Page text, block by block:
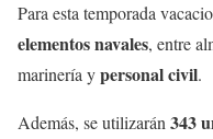
Para esta temporada
elementos navales, entre
marinería ypersonal civil.
Además, se utilizarán 343